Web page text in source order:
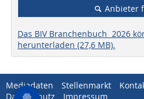
Anbieter
Das BIV Branchenbuch 2026
herunterladen (27,6 MB).
Mediadaten Stellenmarkt
Datenschutz
Impressum